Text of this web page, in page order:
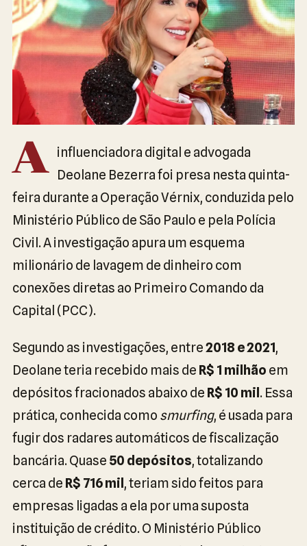
A influenciadora digital e advogada
Deolane Bezerra foi presa nesta quinta-
feira durante a Operação Vérnix, conduzida pelo
Ministério Público de São Paulo e pela Polícia
Civil. A investigação apura um esquema
milionário de lavagem de dinheiro com
conexões diretas ao Primeiro Comando da
Capital (PCC).
Segundo as investigações, entre2018 e 2021,
Deolane teria recebido mais de R$ 1 milhão em
depósitos fracionados abaixo de R$ 10 mil . Essa
prática, conhecida como smurfing, é usada para
fugir dos radares automáticos de fiscalização
bancária. Quase 50 depósitos, totalizando
cerca de R$ 716 mil , teriam sido feitos para
empresas ligadas a ela por uma suposta
instituição de crédito. O Ministério Público